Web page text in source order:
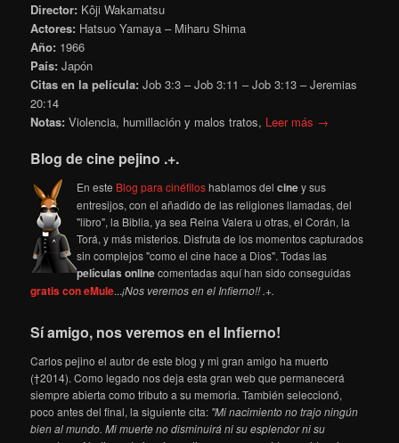
Director: Kôji Wakamatsu
Actores: Hatsuo Yamaya – Miharu Shima
Año: 1966
País: Japón
Citas en la película: Job 3:3 – Job 3:11 – Job 3:13 – Jeremias
20:14
Notas: Violencia, humillación y malos tratos, Leer más →
Blog de cine pejino .+.
En este Blog para cinéfiloshablamos delciney sus
entresijos, con el añadido de las religiones llamadas, del
"libro", la Biblia, ya sea Reina Valera u otras, el Corán, la
Torá, y más misterios. Disfruta de los momentos capturados
sin complejos "como el cine hace a Dios". Todas las
películas onlinecomentadas aquí han sido conseguidas
gratis con eMule...¡Nos veremos en el Infierno!! .+.
Sí amigo, nos veremos en el Infierno!
Carlos pejino el autor de este blog y mi gran amigo ha muerto
(†2014). Como legado nos deja esta gran web que permanecerá
siempre abierta como tributo a su memoria. También seleccionó,
poco antes del final, la siguiente cita: "Mi nacimiento no trajo ningún
bien al mundo. Mi muerte no disminuirá ni su esplendor ni su